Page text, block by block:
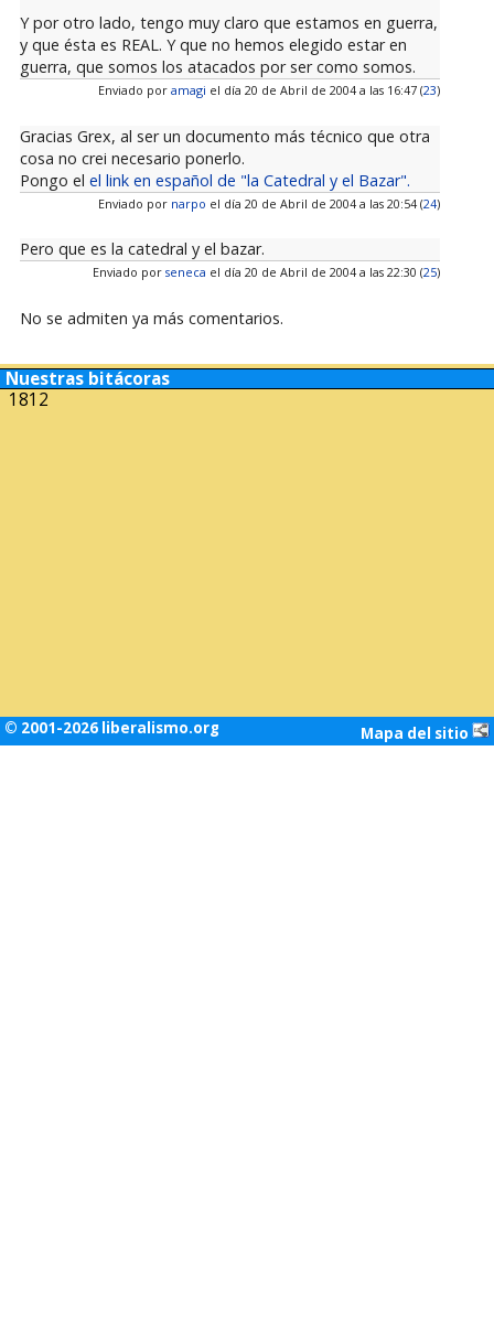
Y por otro lado, tengo muy claro que estamos en guerra,
y que ésta es REAL. Y que no hemos elegido estar en
guerra, que somos los atacados por ser como somos.
Enviado por amagi el día 20 de Abril de 2004 a las 16:47 (23)
Gracias Grex, al ser un documento más técnico que otra
cosa no crei necesario ponerlo.
Pongo el el link en español de "la Catedral y el Bazar".
Enviado por narpo el día 20 de Abril de 2004 a las 20:54 (24)
Pero que es la catedral y el bazar.
Enviado por seneca el día 20 de Abril de 2004 a las 22:30 (25)
No se admiten ya más comentarios.
Nuestras bitácoras
1812
© 2001-2026 liberalismo.org Mapa del sitio